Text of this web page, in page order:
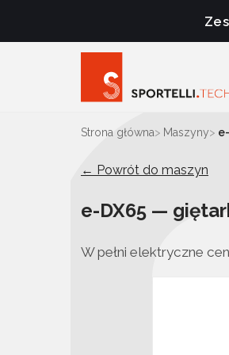
Strona główna Maszyny
← Powrót do maszyn
e-DX65 —
W pełni elektryczne